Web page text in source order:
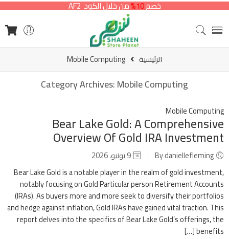
خصم10% من خلال الكود AF2
الرئيسية Mobile Computing
Category Archives:Mobile Computing
Mobile Computing
Bear Lake Gold: A Comprehensive
Overview Of Gold IRA Investment
Bear Lake Gold is a notable player in the realm of gold investment,
notably focusing on Gold Particular person Retirement Accounts
(IRAs). As buyers more and more seek to diversify their portfolios
and hedge against inflation, Gold IRAs have gained vital traction. This
report delves into the specifics of Bear Lake Gold’s offerings, the
benefits […]